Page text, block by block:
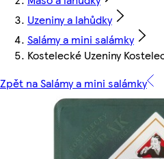
Uzeniny a lahůdky
Salámy a mini salámky
Kostelecké Uzeniny
Zpět na Salámy a mini salámky